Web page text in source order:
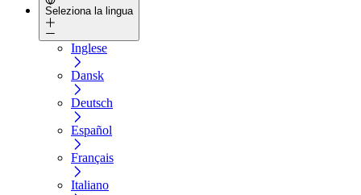
Seleziona la lingua
Inglese
Dansk
Deutsch
Español
Français
Italiano